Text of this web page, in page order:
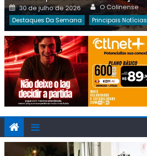
Posted
on
30 de julho de 2026 Author
O Colinense
Destaques Da Semana Principais Notícias